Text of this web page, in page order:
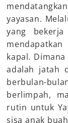
yayasan.
yang
kapal.
adalah jatah
berbulan-
berlimpah,
rutin untuk
sisa anak